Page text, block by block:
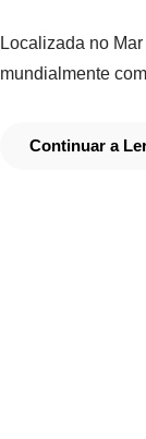
Localizada no
mundialmente
Continuar a